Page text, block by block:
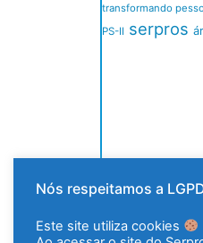
transformando
PS-II serpros
Nós respeitamos a
Este site utiliza cookies